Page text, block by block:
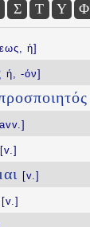
Σ Τ Υ Φ
ἡ]
ή, -όν]
[v.]
[v.]
[v.]